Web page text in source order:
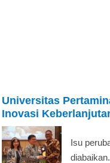
Universitas
Inovasi
Isu